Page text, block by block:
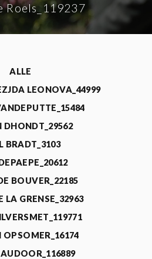
Roels_119237
ALLE
LEONOVA_44999
DHONDT_29562
BRADT_3103
BOUVER_22185
LA GRENSE_32963
OPSOMER_16174